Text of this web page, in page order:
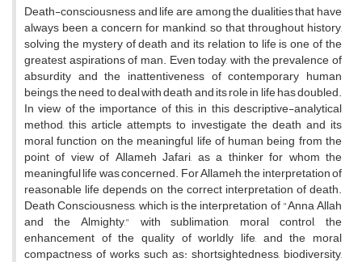
Death-consciousness and life are among the dualities that have
always been a concern for mankind, so that throughout history,
solving the mystery of death and its relation to life is one of the
greatest aspirations of man. Even today, with the prevalence of
absurdity and the inattentiveness of contemporary human
beings, the need to deal with death and its role in life has doubled.
In view of the importance of this, in this descriptive-analytical
method, this article attempts to investigate the death and its
moral function on the meaningful life of human being from the
point of view of Allameh Jafari, as a thinker for whom the
meaningful life was concerned. For Allameh, the interpretation of
reasonable life depends on the correct interpretation of death.
Death Consciousness, which is the interpretation of "Anna Allah
and the Almighty," with sublimation, moral control, the
enhancement of the quality of worldly life, and the moral
compactness of works such as: shortsightedness, biodiversity,